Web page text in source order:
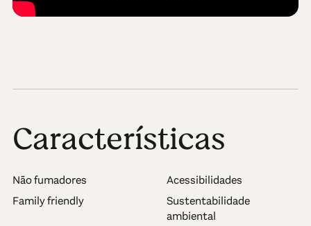
Características
Não fumadores
Acessibilidades
Family friendly
Sustentabilidade
ambiental